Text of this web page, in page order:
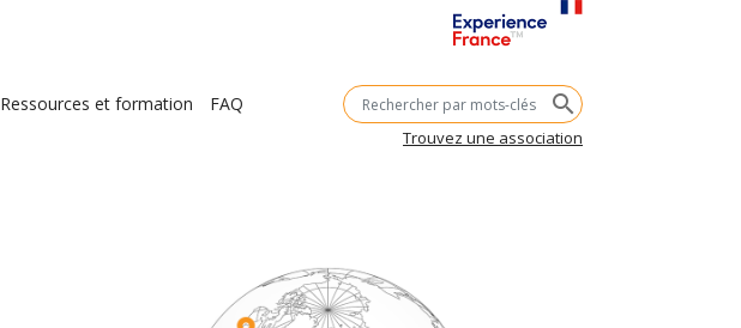
Ressources et formation FAQ
Mots-
clés
search
Trouvez une association